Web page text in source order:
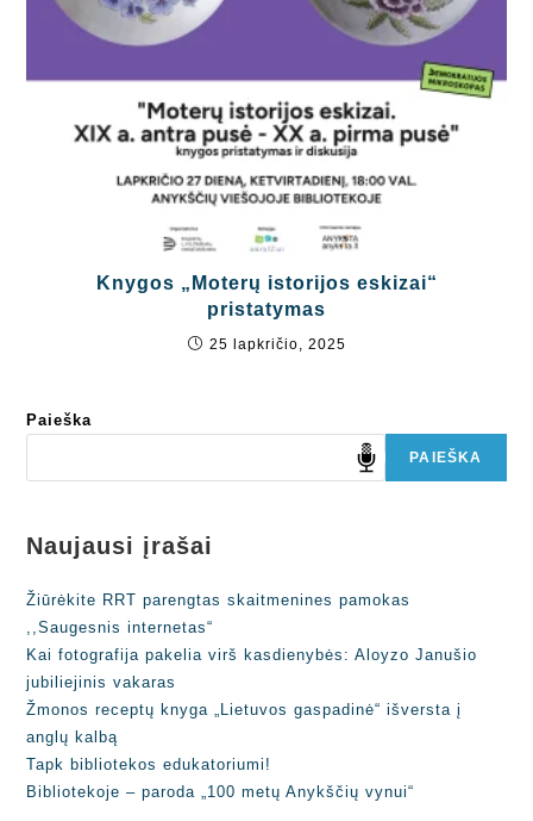
Knygos „Moterų istorijos eskizai“
pristatymas
25 lapkričio, 2025
Paieška
PAIEŠKA
Naujausi įrašai
Žiūrėkite RRT parengtas skaitmenines pamokas
,,Saugesnis internetas“
Kai fotografija pakelia virš kasdienybės: Aloyzo Janušio
jubiliejinis vakaras
Žmonos receptų knyga „Lietuvos gaspadinė“ išversta į
anglų kalbą
Tapk bibliotekos edukatoriumi!
Bibliotekoje – paroda „100 metų Anykščių vynui“